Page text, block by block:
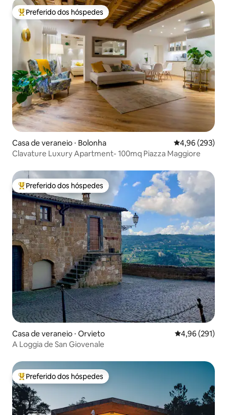
Entre os melhores preferidos dos hóspedes
Preferido dos hóspedes
Casa de veraneio ⋅ Bolonha 4,96 de uma
4,96 (293)
Clavature Luxury Apartment- 100mq Piazza Maggiore
Entre os melhores preferidos dos hóspedes
Preferido dos hóspedes
Casa de veraneio ⋅ Orvieto 4,96 de uma
4,96 (291)
A Loggia de San Giovenale
Entre os melhores preferidos dos hóspedes
Preferido dos hóspedes